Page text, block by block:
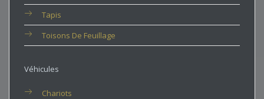
Tapis
Toisons De Feuillage
Véhicules
Chariots